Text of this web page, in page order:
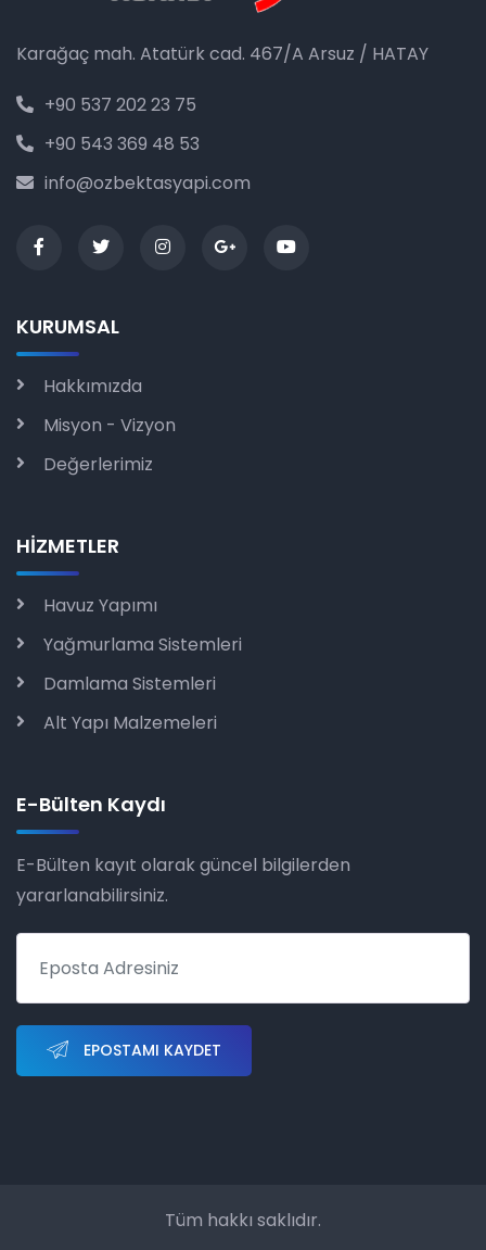
Karağaç mah. Atatürk cad. 467/A Arsuz / HATAY
+90 537 202 23 75
+90 543 369 48 53
info@ozbektasyapi.com
KURUMSAL
Hakkımızda
Misyon - Vizyon
Değerlerimiz
HİZMETLER
Havuz Yapımı
Yağmurlama Sistemleri
Damlama Sistemleri
Alt Yapı Malzemeleri
E-Bülten Kaydı
E-Bülten kayıt olarak güncel bilgilerden
yararlanabilirsiniz.
EPOSTAMI KAYDET
Tüm hakkı saklıdır.